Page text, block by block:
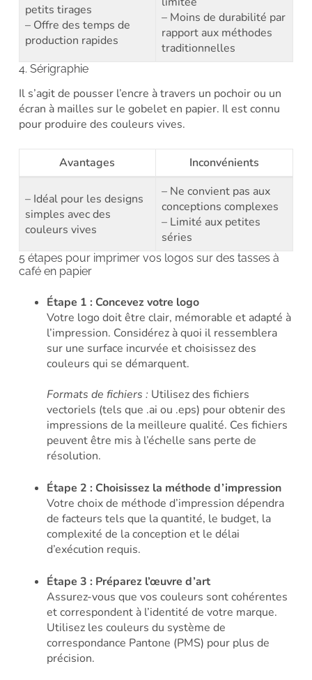
petits tirages
– Offre des temps de
production rapides
– Moins de durabilité par
rapport aux méthodes
traditionnelles
4. Sérigraphie
Il s’agit de pousser l’encre à travers un pochoir ou un
écran à mailles sur le gobelet en papier. Il est connu
pour produire des couleurs vives.
Avantages Inconvénients
– Idéal pour les designs
simples avec des
couleurs vives
– Ne convient pas aux
conceptions complexes
– Limité aux petites
séries
5 étapes pour imprimer vos logos sur des tasses à
café en papier
Étape 1 : Concevez votre logo
Votre logo doit être clair, mémorable et adapté à
l’impression. Considérez à quoi il ressemblera
sur une surface incurvée et choisissez des
couleurs qui se démarquent.
Formats de fichiers : Utilisez des fichiers
vectoriels (tels que .ai ou .eps) pour obtenir des
impressions de la meilleure qualité. Ces fichiers
peuvent être mis à l’échelle sans perte de
résolution.
Étape 2 : Choisissez la méthode d’impression
Votre choix de méthode d’impression dépendra
de facteurs tels que la quantité, le budget, la
complexité de la conception et le délai
d’exécution requis.
Étape 3 : Préparez l’œuvre d’art
Assurez-vous que vos couleurs sont cohérentes
et correspondent à l’identité de votre marque.
Utilisez les couleurs du système de
correspondance Pantone (PMS) pour plus de
précision.